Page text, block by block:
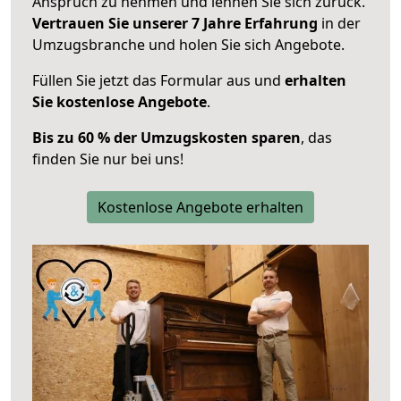
Vertrauen Sie unserer 7 Jahre Erfahrung in der
Umzugsbranche und holen Sie sich Angebote.
Füllen Sie jetzt das Formular aus und erhalten
Sie kostenlose Angebote.
Bis zu 60 % der Umzugskosten sparen, das
finden Sie nur bei uns!
Kostenlose Angebote erhalten